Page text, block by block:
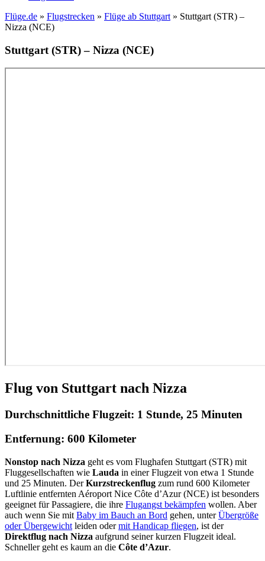
Flüge.de » Flugstrecken » Flüge ab Stuttgart » Stuttgart (STR) –
Nizza (NCE)
Stuttgart (STR) – Nizza (NCE)
Flug von Stuttgart nach Nizza
Durchschnittliche Flugzeit: 1 Stunde, 25 Minuten
Entfernung: 600 Kilometer
Nonstop nach Nizza geht es vom Flughafen Stuttgart (STR) mit
Fluggesellschaften wie Lauda in einer Flugzeit von etwa 1 Stunde
und 25 Minuten. DerKurzstreckenflug zum rund 600 Kilometer
Luftlinie entfernten Aéroport Nice Côte d’Azur (NCE) ist besonders
geeignet für Passagiere, die ihre Flugangst bekämpfen wollen. Aber
auch wenn Sie mit Baby im Bauch an Bord gehen, unterÜbergröße
oder Übergewicht leiden odermit Handicap fliegen, ist der
Direktflug nach Nizza aufgrund seiner kurzen Flugzeit ideal.
Schneller geht es kaum an die Côte d’Azur.